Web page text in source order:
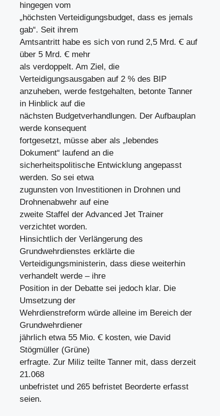
hingegen vom
„höchsten Verteidigungsbudget, dass es jemals
gab“. Seit ihrem
Amtsantritt habe es sich von rund 2,5 Mrd. Ꞓ auf
über 5 Mrd. Ꞓ mehr
als verdoppelt. Am Ziel, die
Verteidigungsausgaben auf 2 % des BIP
anzuheben, werde festgehalten, betonte Tanner
in Hinblick auf die
nächsten Budgetverhandlungen. Der Aufbauplan
werde konsequent
fortgesetzt, müsse aber als „lebendes
Dokument“ laufend an die
sicherheitspolitische Entwicklung angepasst
werden. So sei etwa
zugunsten von Investitionen in Drohnen und
Drohnenabwehr auf eine
zweite Staffel der Advanced Jet Trainer
verzichtet worden.
Hinsichtlich der Verlängerung des
Grundwehrdienstes erklärte die
Verteidigungsministerin, dass diese weiterhin
verhandelt werde – ihre
Position in der Debatte sei jedoch klar. Die
Umsetzung der
Wehrdienstreform würde alleine im Bereich der
Grundwehrdiener
jährlich etwa 55 Mio. Ꞓ kosten, wie David
Stögmüller (Grüne)
erfragte. Zur Miliz teilte Tanner mit, dass derzeit
21.068
unbefristet und 265 befristet Beorderte erfasst
seien.